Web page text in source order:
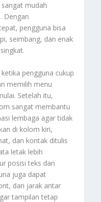
mudah
Dengan
pengguna bisa
seimbang, dan enak
pengguna cukup
memilih menu
Setelah itu,
sangat membantu
lembaga agar tidak
di kolom kiri,
dan kontak ditulis
letak lebih
posisi teks dan
juga dapat
dan jarak antar
tampilan tetap